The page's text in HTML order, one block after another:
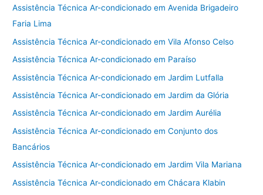
Assistência Técnica Ar-condicionado em Avenida Brigadeiro
Faria Lima
Assistência Técnica Ar-condicionado em Vila Afonso Celso
Assistência Técnica Ar-condicionado em Paraíso
Assistência Técnica Ar-condicionado em Jardim Lutfalla
Assistência Técnica Ar-condicionado em Jardim da Glória
Assistência Técnica Ar-condicionado em Jardim Aurélia
Assistência Técnica Ar-condicionado em Conjunto dos
Bancários
Assistência Técnica Ar-condicionado em Jardim Vila Mariana
Assistência Técnica Ar-condicionado em Chácara Klabin